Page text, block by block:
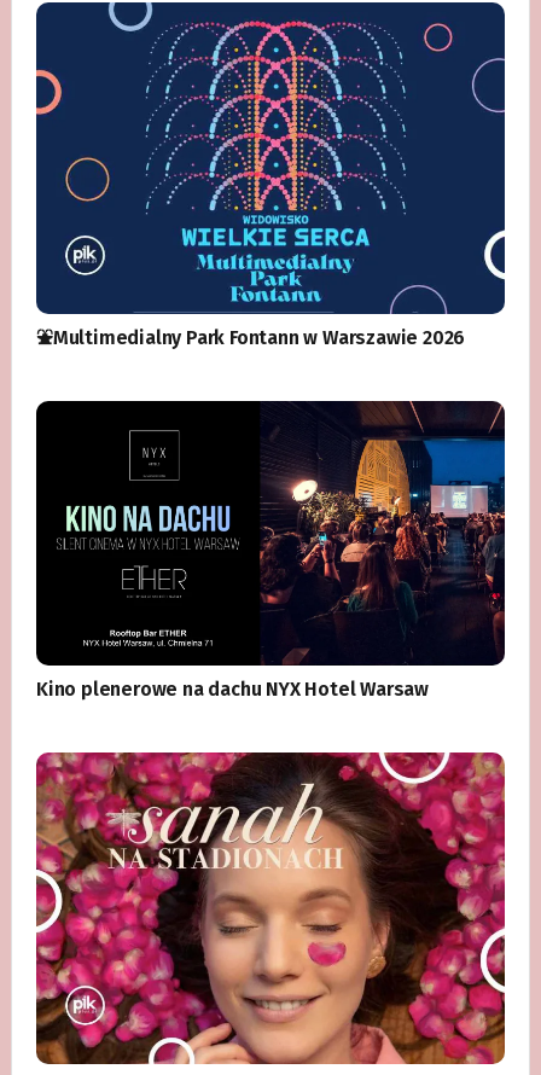
⛲️Multimedialny Park Fontann w Warszawie 2026
Kino plenerowe na dachu NYX Hotel Warsaw